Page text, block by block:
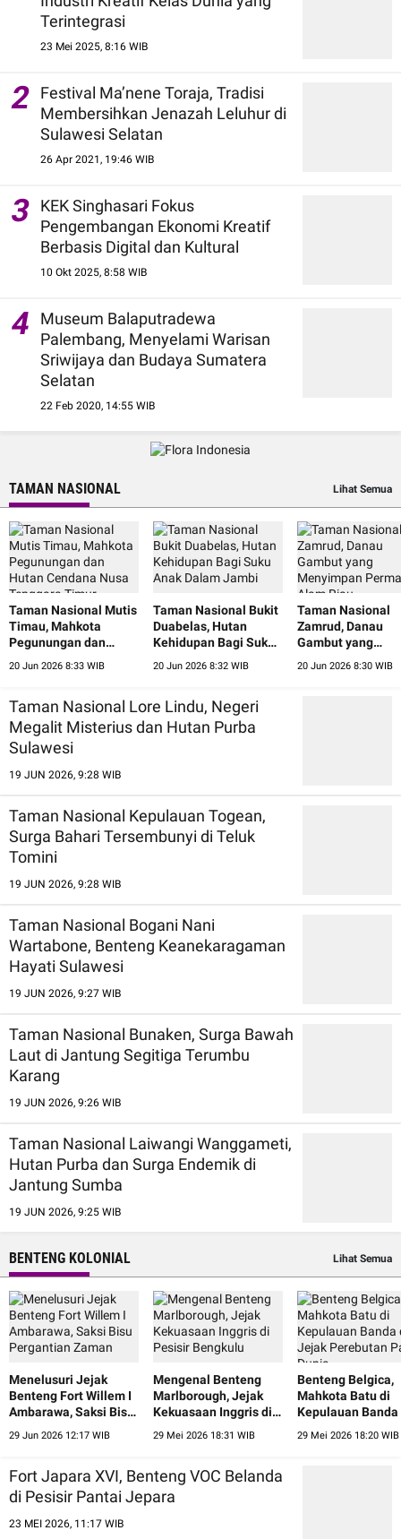
Terintegrasi
23 Mei 2025, 8:16 WIB
2
Festival Ma’nene Toraja, Tradisi
Membersihkan Jenazah Leluhur di
Sulawesi Selatan
26 Apr 2021, 19:46 WIB
3
KEK Singhasari Fokus
Pengembangan Ekonomi Kreatif
Berbasis Digital dan Kultural
10 Okt 2025, 8:58 WIB
4
Museum Balaputradewa
Palembang, Menyelami Warisan
Sriwijaya dan Budaya Sumatera
Selatan
22 Feb 2020, 14:55 WIB
TAMAN NASIONAL Lihat Semua
Taman Nasional Mutis
Timau, Mahkota
Pegunungan dan
20 Jun 2026 8:33 WIB
Taman Nasional Bukit
Duabelas, Hutan
Kehidupan Bagi Suku
20 Jun 2026 8:32 WIB
Taman Nasional
Zamrud, Danau
Gambut yang
20 Jun 2026 8:30 WIB
Taman Nasional Lore Lindu, Negeri
Megalit Misterius dan Hutan Purba
Sulawesi
19 JUN 2026, 9:28 WIB
Taman Nasional Kepulauan Togean,
Surga Bahari Tersembunyi di Teluk
Tomini
19 JUN 2026, 9:28 WIB
Taman Nasional Bogani Nani
Wartabone, Benteng Keanekaragaman
Hayati Sulawesi
19 JUN 2026, 9:27 WIB
Taman Nasional Bunaken, Surga Bawah
Laut di Jantung Segitiga Terumbu
Karang
19 JUN 2026, 9:26 WIB
Taman Nasional Laiwangi Wanggameti,
Hutan Purba dan Surga Endemik di
Jantung Sumba
19 JUN 2026, 9:25 WIB
BENTENG KOLONIAL Lihat Semua
Menelusuri Jejak
Benteng Fort Willem I
Ambarawa, Saksi Bisu
29 Jun 2026 12:17 WIB
Mengenal Benteng
Marlborough, Jejak
Kekuasaan Inggris di
29 Mei 2026 18:31 WIB
Benteng Belgica,
Mahkota Batu di
Kepulauan Banda
29 Mei 2026 18:20 WIB
Fort Japara XVI, Benteng VOC Belanda
di Pesisir Pantai Jepara
23 MEI 2026, 11:17 WIB